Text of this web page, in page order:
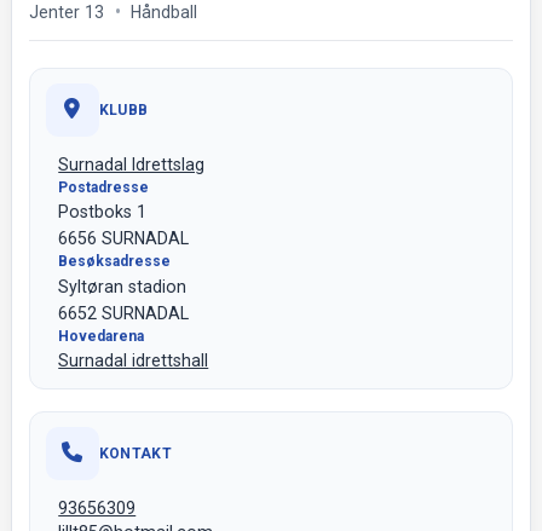
Jenter 13 Håndball
KLUBB
Surnadal Idrettslag
Postadresse
Postboks 1
6656 SURNADAL
Besøksadresse
Syltøran stadion
6652 SURNADAL
Hovedarena
Surnadal idrettshall
KONTAKT
93656309